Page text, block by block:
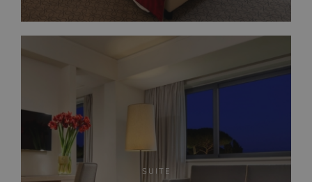
SUITE